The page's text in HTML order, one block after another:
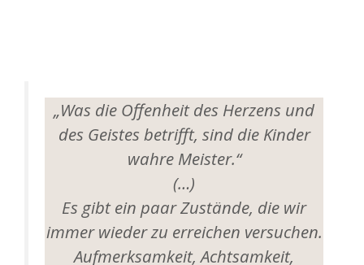
„Was die Offenheit des Herzens und
des Geistes betrifft, sind die Kinder
wahre Meister.“
(…)
Es gibt ein paar Zustände, die wir
immer wieder zu erreichen versuchen.
Aufmerksamkeit, Achtsamkeit,